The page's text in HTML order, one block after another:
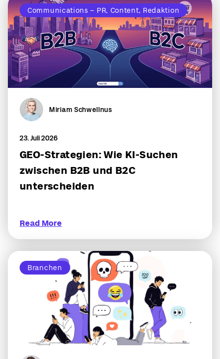
Communications – PR, Content, Redaktion
Miriam Schwellnus
23. Juli 2026
GEO-Strategien: Wie KI-Suchen
zwischen B2B und B2C
unterscheiden
Read More
Branchen